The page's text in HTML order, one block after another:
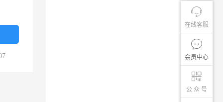
在线客服
会员中心
公 众 号